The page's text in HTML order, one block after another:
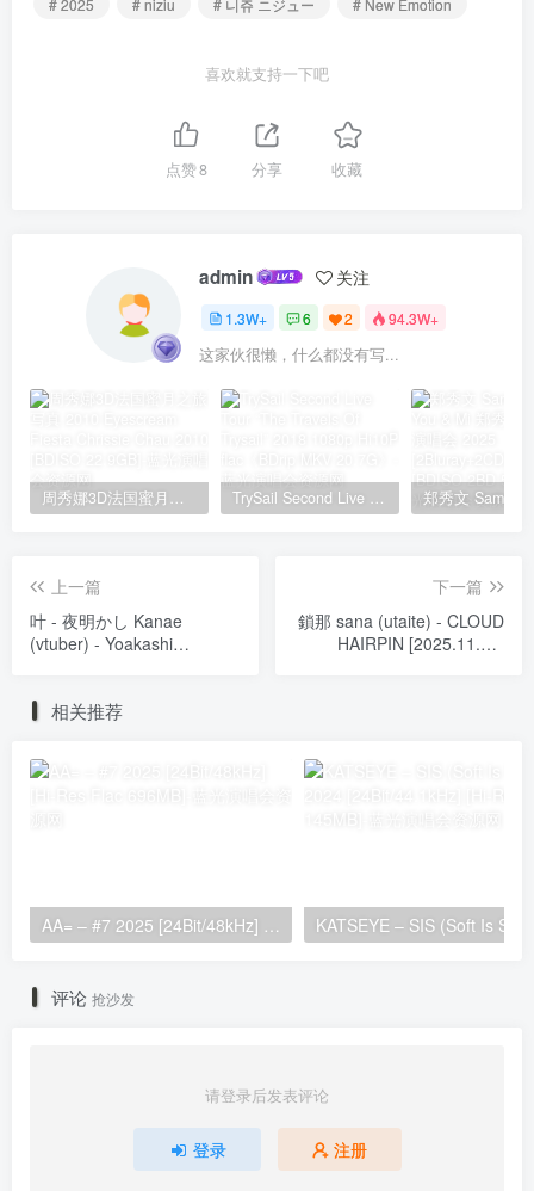
喜欢就支持一下吧
点赞8 分享 收藏
admin 关注
1.3W+ 6 2 94.3W+
这家伙很懒，什么都没有写...
周秀娜3D法国蜜月之旅写真 2010 Eyescream Fiesta Chrissie Chau 2010 [BDISO 22.9GB] TrySail Second Live Tour “The Travels Of Trysail” 2018 1080p Hi10P flac《BDrip MKV 20.7G》
上一篇
叶 - 夜明かし Kanae
(vtuber) - Yoakashi
下一篇
鎖那 sana (utaite) - CLOUD
HAIRPIN [2025.11.21]
相关推荐
AA= – #7 2025 [24Bit/48kHz] [Hi-Res Flac 696MB]
评论 抢沙发
请登录后发表评论
登录 注册